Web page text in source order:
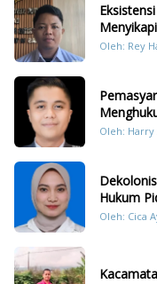
Dengan
Oleh: Rey
Oleh: Harry
Hukum
Oleh: Cica